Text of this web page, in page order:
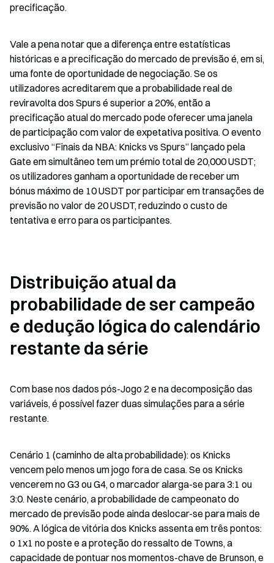
precificação.
Vale a pena notar que a diferença entre estatísticas
históricas e a precificação do mercado de previsão é, em si,
uma fonte de oportunidade de negociação. Se os
utilizadores acreditarem que a probabilidade real de
reviravolta dos Spurs é superior a 20%, então a
precificação atual do mercado pode oferecer uma janela
de participação com valor de expetativa positiva. O evento
exclusivo “Finais da NBA: Knicks vs Spurs” lançado pela
Gate em simultâneo tem um prémio total de 20,000 USDT;
os utilizadores ganham a oportunidade de receber um
bónus máximo de 10 USDT por participar em transações de
previsão no valor de 20 USDT, reduzindo o custo de
tentativa e erro para os participantes.
Distribuição atual da
probabilidade de ser campeão
e dedução lógica do calendário
restante da série
Com base nos dados pós-Jogo 2 e na decomposição das
variáveis, é possível fazer duas simulações para a série
restante.
Cenário 1 (caminho de alta probabilidade): os Knicks
vencem pelo menos um jogo fora de casa. Se os Knicks
vencerem no G3 ou G4, o marcador alarga-se para 3:1 ou
3:0. Neste cenário, a probabilidade de campeonato do
mercado de previsão pode ainda deslocar-se para mais de
90%. A lógica de vitória dos Knicks assenta em três pontos:
o 1x1 no poste e a proteção do ressalto de Towns, a
capacidade de pontuar nos momentos-chave de Brunson, e